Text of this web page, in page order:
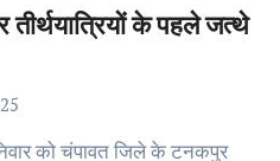
तीर्थयात्रियों के पहले जत्थे